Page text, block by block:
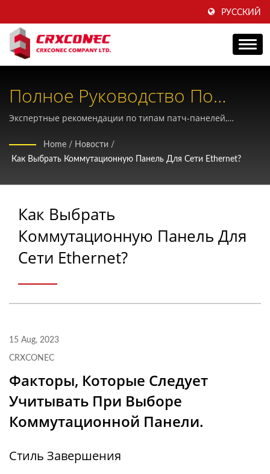
РУССКИЙ
Полное Руководство По
Выбору Подходящей
Коммутационной Панели Для
Вашей Сети Ethernet.
Экспертные рекомендации по типам патч-панелей,
установки для оптимизации вашей структурированной
кабельной инфраструктуры.
Home / Новости /
Как Выбрать Коммутационную Панель Для Сети Ethernet?
Как Выбрать
Коммутационную Панель Для
Сети Ethernet?
15 Aug, 2023
CRXCONEC
Факторы, Которые Следует
Учитывать При Выборе
Коммутационной Панели.
Стиль Завершения